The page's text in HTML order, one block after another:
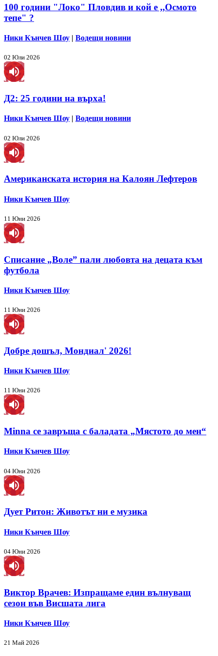
100 години "Локо" Пловдив и кой е ,,Осмото
тепе" ?
Ники Кънчев Шоу | Водещи новини
02 Юли 2026
Д2: 25 години на върха!
Ники Кънчев Шоу | Водещи новини
02 Юли 2026
Американската история на Калоян Лефтеров
Ники Кънчев Шоу
11 Юни 2026
Списание „Воле” пали любовта на децата към
футбола
Ники Кънчев Шоу
11 Юни 2026
Добре дошъл, Мондиал' 2026!
Ники Кънчев Шоу
11 Юни 2026
Minna се завръща с баладата „Мястото до мен“
Ники Кънчев Шоу
04 Юни 2026
Дует Ритон: Животът ни е музика
Ники Кънчев Шоу
04 Юни 2026
Виктор Врачев: Изпращаме един вълнуващ
сезон във Висшата лига
Ники Кънчев Шоу
21 Май 2026